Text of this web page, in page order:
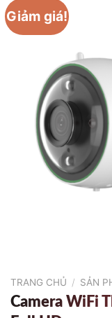
Giảm giá!
TRANG CHỦ / SẢN
Camera WiFi